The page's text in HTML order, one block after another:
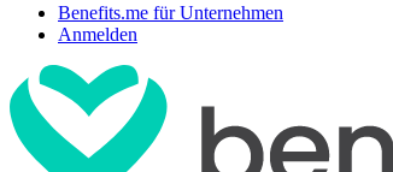
Benefits.me für Unternehmen
Anmelden